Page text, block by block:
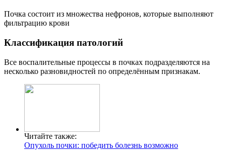
Почка состоит из множества нефронов, которые выполняют
фильтрацию крови
Классификация патологий
Все воспалительные процессы в почках подразделяются на
несколько разновидностей по определённым признакам.
Читайте также:
Опухоль почки: победить болезнь возможно